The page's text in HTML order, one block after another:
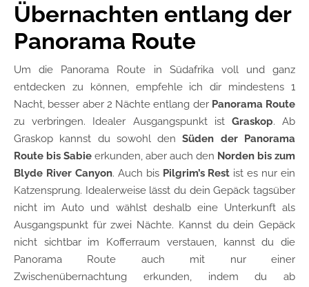
Übernachten entlang der
Panorama Route
Um die Panorama Route in Südafrika voll und ganz
entdecken zu können, empfehle ich dir mindestens 1
Nacht, besser aber 2 Nächte entlang der Panorama Route
zu verbringen. Idealer Ausgangspunkt ist Graskop. Ab
Graskop kannst du sowohl denSüden der Panorama
Route bis Sabie erkunden, aber auch den Norden bis zum
Blyde River Canyon. Auch bis Pilgrim’s Rest ist es nur ein
Katzensprung. Idealerweise lässt du dein Gepäck tagsüber
nicht im Auto und wählst deshalb eine Unterkunft als
Ausgangspunkt für zwei Nächte. Kannst du dein Gepäck
nicht sichtbar im Kofferraum verstauen, kannst du die
Panorama Route auch mit nur einer
Zwischenübernachtung erkunden, indem du ab